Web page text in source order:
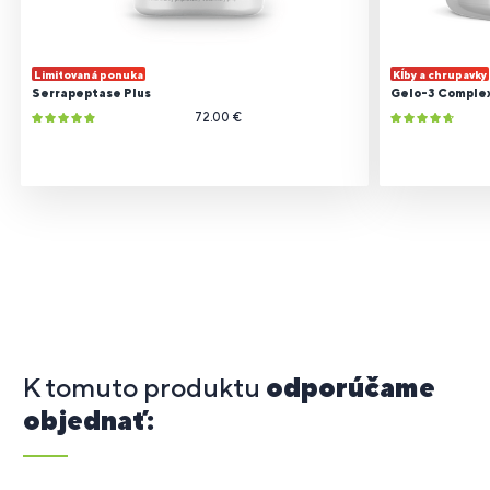
Limitovaná ponuka
Serrapeptase Plus
72.00 €
Kĺby a chrupavky
Gelo-3
K tomuto produktu odporúčame
objednať: